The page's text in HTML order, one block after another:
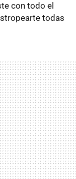
con todo el
todas